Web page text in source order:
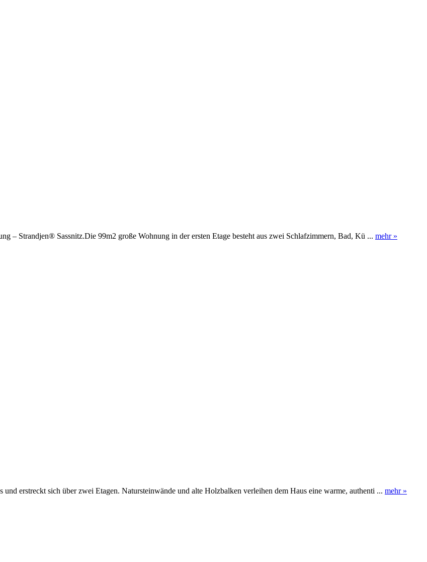
– Strandjen® Sassnitz.Die 99m2 große Wohnung in der ersten Etage besteht aus zwei Schlafzimmern, Bad, Kü ... mehr »
erstreckt sich über zwei Etagen. Natursteinwände und alte Holzbalken verleihen dem Haus eine warme, authenti ... mehr »